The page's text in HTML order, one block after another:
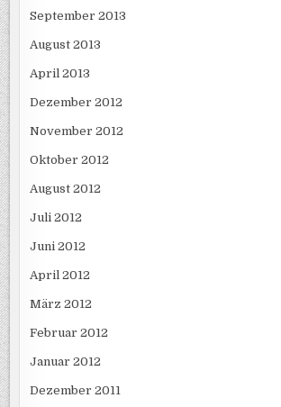
September 2013
August 2013
April 2013
Dezember 2012
November 2012
Oktober 2012
August 2012
Juli 2012
Juni 2012
April 2012
März 2012
Februar 2012
Januar 2012
Dezember 2011